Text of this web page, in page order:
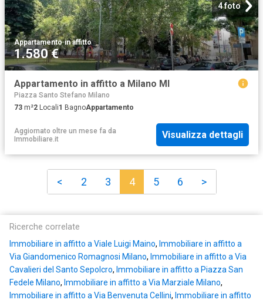
4 foto
Appartamento·in affitto
1.580 €
Appartamento in affitto a Milano MI
Piazza Santo Stefano Milano
73 m²2 Locali1 BagnoAppartamento
Aggiornato oltre un mese fa da
Immobiliare.it
Visualizza dettagli
< 2 3 4 5 6 >
Ricerche correlate
Immobiliare in affitto a Viale Luigi Maino, Immobiliare in affitto a
Via Giandomenico Romagnosi Milano, Immobiliare in affitto a Via
Cavalieri del Santo Sepolcro, Immobiliare in affitto a Piazza San
Fedele Milano, Immobiliare in affitto a Via Marziale Milano,
Immobiliare in affitto a Via Benvenuta Cellini, Immobiliare in affitto